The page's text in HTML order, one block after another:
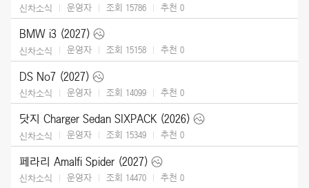
신차소식 운영자 조회 15786 추천 0
BMW i3 (2027)
신차소식 운영자 조회 15158 추천 0
DS No7 (2027)
신차소식 운영자 조회 14099 추천 0
닷지 Charger Sedan SIXPACK (2026)
신차소식 운영자 조회 15349 추천 0
페라리 Amalfi Spider (2027)
신차소식 운영자 조회 14470 추천 0